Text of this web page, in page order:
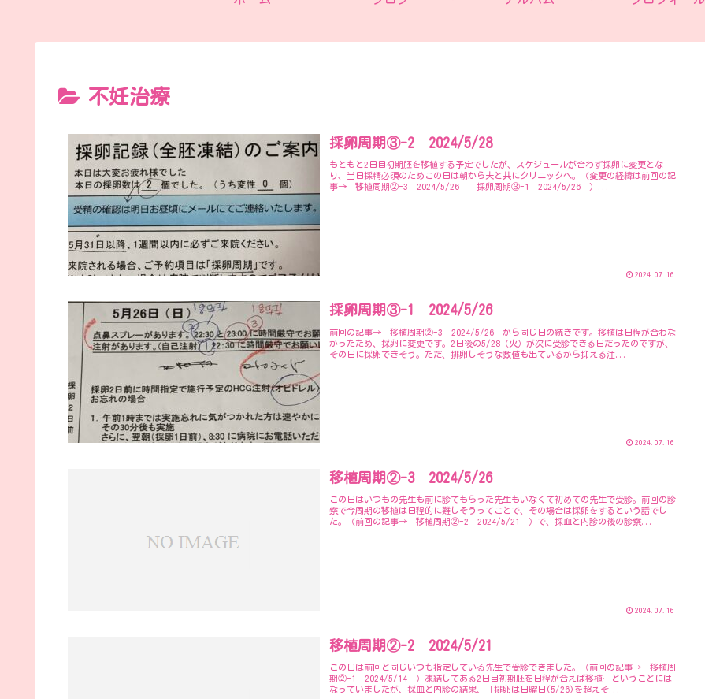
不妊治療
採卵周期③-2 2024/5/28
もともと2日目初期胚を移植する予定でしたが、スケジュールが合わず採卵に変更とな
り、当日採精必須のためこの日は朝から夫と共にクリニックへ。（変更の経緯は前回の記
事→ 移植周期②-3 2024/5/26 採卵周期③-1 2024/5/26 ）...
2024.07.16
採卵周期③-1 2024/5/26
前回の記事→ 移植周期②-3 2024/5/26 から同じ日の続きです。移植は日程が合わな
かったため、採卵に変更です。2日後の5/28（火）が次に受診できる日だったのですが、
その日に採卵できそう。ただ、排卵しそうな数値も出ているから抑える注...
2024.07.16
移植周期②-3 2024/5/26
この日はいつもの先生も前に診てもらった先生もいなくて初めての先生で受診。前回の診
察で今周期の移植は日程的に難しそうってことで、その場合は採卵をするという話でし
た。（前回の記事→ 移植周期②-2 2024/5/21 ）で、採血と内診の後の診察...
2024.07.16
移植周期②-2 2024/5/21
この日は前回と同じいつも指定している先生で受診できました。（前回の記事→ 移植周
期②-1 2024/5/14 ）凍結してある2日目初期胚を日程が合えば移植…ということには
なっていましたが、採血と内診の結果、「排卵は日曜日(5/26)を超えそ...